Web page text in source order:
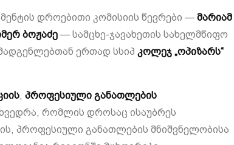
დროებითი კომისიის წევრები — მარიამ
ბოჟაძე — სამცხე-ჯავახეთის სახელმწიფო
ერთად სსიპ კოლეჯ „ოპიზარს“
, პროფესიული განათლების
რომლის დროსაც ისაუბრეს
პროფესიული განათლების მნიშვნელობისა